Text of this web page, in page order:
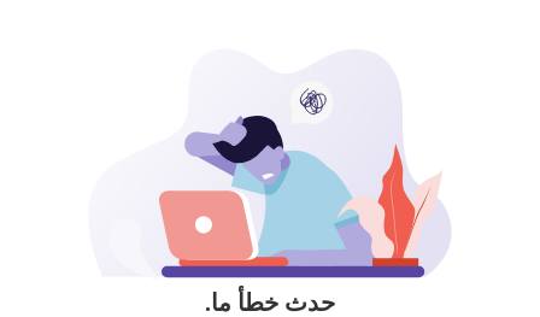
حدث خطأ ما.